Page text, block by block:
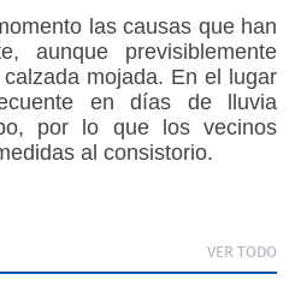
las causas que han
aunque previsiblemente
mojada. En el lugar
en días de lluvia
por lo que los vecinos
al consistorio.
VER TODO